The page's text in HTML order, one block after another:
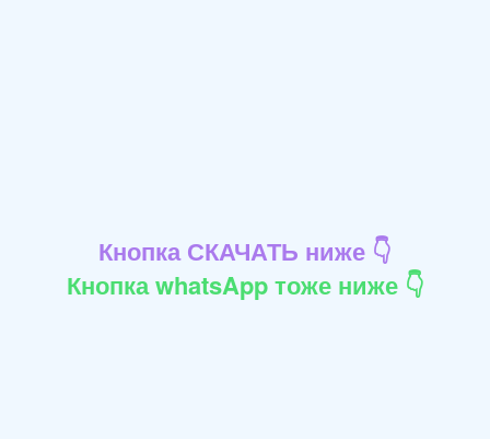
Кнопка СКАЧАТЬ ниже 👇
Кнопка whatsApp тоже ниже 👇